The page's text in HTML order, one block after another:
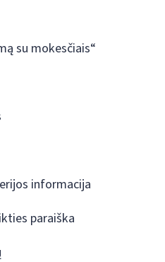
su mokesčiais“
informacija
paraiška